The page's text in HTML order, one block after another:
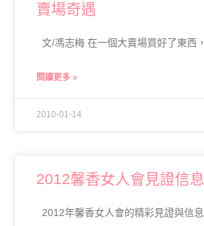
賣場奇遇
文/馮志梅 在一個大賣場買好了東西
閱讀更多 »
2010-01-14
2012馨香女人會見證信
2012年馨香女人會的精彩見證與信息